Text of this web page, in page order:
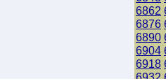
6862
6876
6890
6904
6918